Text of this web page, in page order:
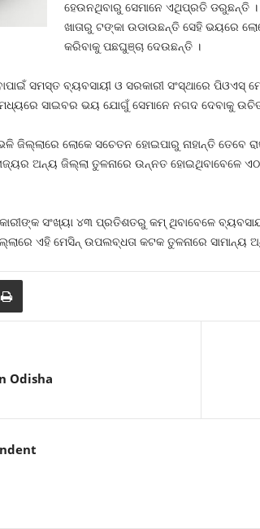
ହେଉନଥିବାରୁ ସେମାନେ ଏଥିପ୍ରତି ଡରୁଛନ୍ତି
ଖାତାରୁ ଟଙ୍କା ଉଡାଉଛନ୍ତି ସେହି ଭୟରେ
କରିବାକୁ ପଛଘୁଞ୍ଚା ଦେଉଛନ୍ତି ।
ସମସ୍ତ ବ୍ୟବସାୟୀ ଓ ସରକାରୀ ସଂସ୍ଥାରେ
ସାଇବର ଭୟ ଯୋଗୁଁ ସେମାନେ ନଗଦ ଦେବାକୁ
ଲୋକେ ସଚେତନ ହୋଇପାରୁ ନାହାନ୍ତି ତେବେ
ଅନ୍ୟ ଜିଲ୍ଲା ତୁଳନାରେ ଉନ୍ନତ ହୋଇଥିବାବେଳେ
ସଂଖ୍ୟା ୪୩ ପ୍ରତିଶତରୁ କମ୍‍ ଥିବାବେଳେ
ଏହି ମେସିନ୍‍ ଉପଲବ୍ଧତା କଟକ ତୁଳନାରେ ସାମାନ୍ୟ
Odisha